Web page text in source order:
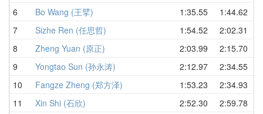
6
Bo Wang (王擘) 1:35.55 1:44.62
7
Sizhe Ren (任思哲) 1:54.52 2:02.31
8
Zheng Yuan (原正) 2:03.99 2:15.70
9
Yongtao Sun (孙永涛) 2:12.97 2:34.55
10
Fangze Zheng (郑方泽) 1:53.23 2:34.93
11
Xin Shi (石欣) 2:52.30 2:59.78